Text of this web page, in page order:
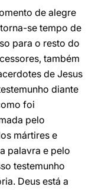
de alegre
se tempo de
para o resto do
também
de Jesus
diante
foi
pelo
mártires e
palavra e pelo
testemunho
Deus está a